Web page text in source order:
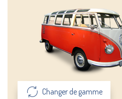
Changer de gamme